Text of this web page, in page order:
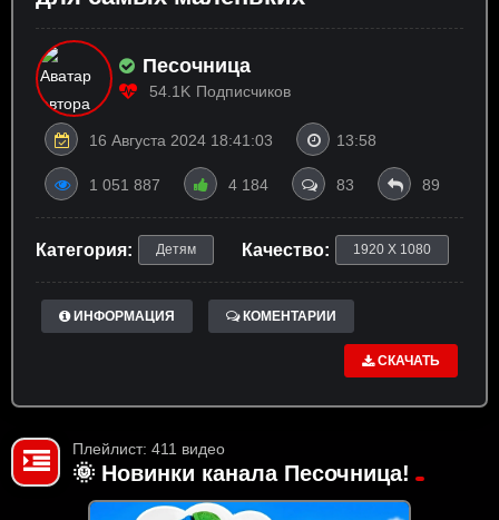
Песочница
54.1K Подписчиков
16 Августа 2024 18:41:03 13:58
1 051 887 4 184 83 89
Категория: Детям Качество: 1920 X 1080
ИНФОРМАЦИЯ КОМЕНТАРИИ
СКАЧАТЬ
Плейлист: 411 видео
🌞 Новинки канала Песочница!